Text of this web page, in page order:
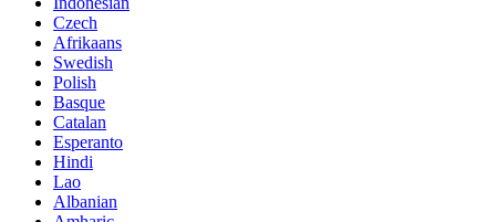
Czech
Afrikaans
Swedish
Polish
Basque
Catalan
Esperanto
Hindi
Lao
Albanian